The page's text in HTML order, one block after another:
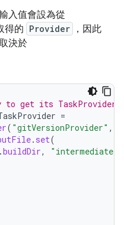
入值會設為從
得的 Provider ，因此
決於
get its TaskProvider.
=
( "gitVersionProvider" ,
. set(
.buildDir,